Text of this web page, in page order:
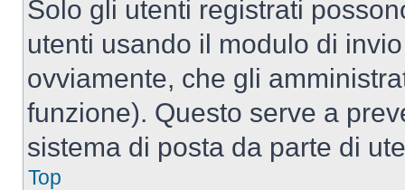
Solo gli utenti registrati
utenti usando il modulo di
ovviamente, che gli
funzione). Questo serve a
sistema di posta da parte di
Top